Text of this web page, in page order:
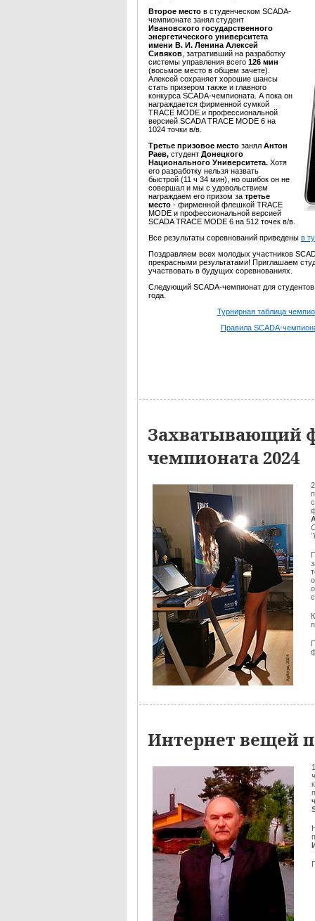
Второе место в студенческом SCADA-
чемпионате занял студент
Ивановского государственного
энергетического университета
имени В. И. Ленина Алексей
Сивяков , затративший на разработку
системы управления всего 126 мин
(восьмое место в общем зачете).
Алексей сохраняет хорошие шансы
стать призером также и главного
конкурса SCADA-чемпионата. А пока он
награждается фирменной сумкой
TRACE MODE и профессиональной
версией SCADA TRACE MODE 6 на
1024 точки в/в.
Третье призовое место занял Антон
Раев, студент Донецкого
Национального Университета. Хотя
его разработку нельзя назвать
быстрой (11 ч 34 мин), но ошибок он не
совершал и мы с удовольствием
награждаем его призом за третье
место - фирменной флешкой TRACE
MODE и профессиональной версией
SCADA TRACE MODE 6 на 512 точек в/в.
Все результаты соревнований приведены в
Поздравляем всех молодых участников
прекрасными результатами! Приглашаем
участвовать в будущих соревнованиях.
Следующий SCADA-чемпионат для
года.
Турнирная таблица
Правила SCADA-
Захватывающий
чемпионата 2024
Интернет вещей